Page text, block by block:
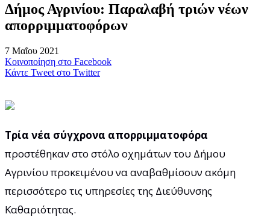
Δήμος Αγρινίου: Παραλαβή τριών νέων
απορριμματοφόρων
7 Μαΐου 2021
Κοινοποίηση στο Facebook
Κάντε Tweet στο Twitter
Τρία νέα σύγχρονα απορριμματοφόρα
προστέθηκαν στο στόλο οχημάτων του Δήμου
Αγρινίου προκειμένου να αναβαθμίσουν ακόμη
περισσότερο τις υπηρεσίες της Διεύθυνσης
Καθαριότητας.